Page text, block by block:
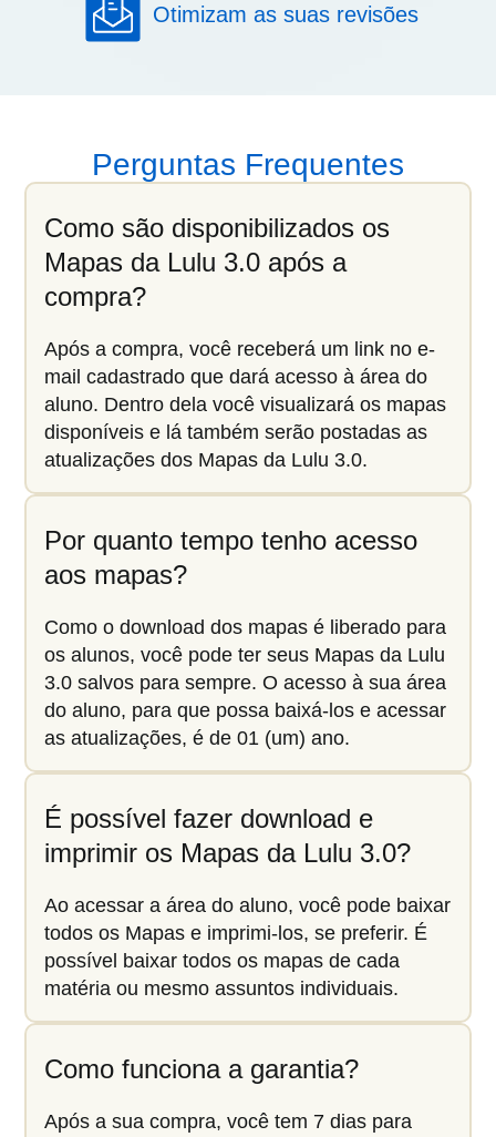
Otimizam as suas revisões
Perguntas Frequentes
Como são disponibilizados os
Mapas da Lulu 3.0 após a
compra?
Após a compra, você receberá um link no e-
mail cadastrado que dará acesso à área do
aluno. Dentro dela você visualizará os mapas
disponíveis e lá também serão postadas as
atualizações dos Mapas da Lulu 3.0.
Por quanto tempo tenho acesso
aos mapas?
Como o download dos mapas é liberado para
os alunos, você pode ter seus Mapas da Lulu
3.0 salvos para sempre. O acesso à sua área
do aluno, para que possa baixá-los e acessar
as atualizações, é de 01 (um) ano.
É possível fazer download e
imprimir os Mapas da Lulu 3.0?
Ao acessar a área do aluno, você pode baixar
todos os Mapas e imprimi-los, se preferir. É
possível baixar todos os mapas de cada
matéria ou mesmo assuntos individuais.
Como funciona a garantia?
Após a sua compra, você tem 7 dias para